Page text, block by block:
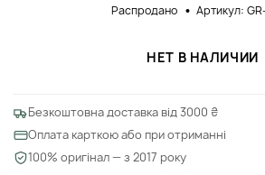
Распродано Артикул:
НЕТ В НАЛИЧИИ
Безкоштовна доставка від 3000 ₴
Оплата карткою або при отриманні
100% оригінал — з 2017 року